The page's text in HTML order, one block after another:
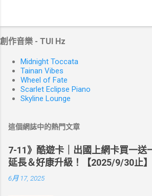
創作音樂 - TUI Hz
Midnight Toccata
Tainan Vibes
Wheel of Fate
Scarlet Eclipse Piano
Skyline Lounge
這個網誌中的熱門文章
7-11》酷遊卡｜出國上網卡買一送
延長＆好康升級！【2025/9/30止】
6月 17, 2025